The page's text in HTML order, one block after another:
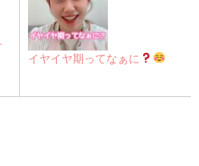
イヤイヤ期ってなぁに